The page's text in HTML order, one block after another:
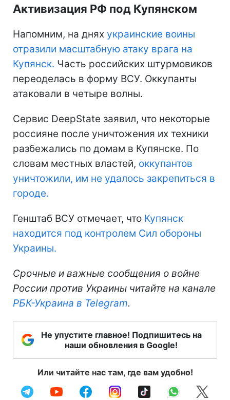
Активизация РФ под Купянском
Напомним, на днях украинские воины
отразили масштабную атаку врага на
Купянск. Часть российских штурмовиков
переоделась в форму ВСУ. Оккупанты
атаковали в четыре волны.
Сервис DeepState заявил, что некоторые
россияне после уничтожения их техники
разбежались по домам в Купянске. По
словам местных властей, оккупантов
уничтожили, им не удалось закрепиться в
городе.
Генштаб ВСУ отмечает, что Купянск
находится под контролем Сил обороны
Украины.
Срочные и важные сообщения о войне
России против Украины читайте на канале
РБК-Украина в Telegram.
Не упустите главное! Подпишитесь на
наши обновления в Google!
Или читайте нас там, где вам удобно!